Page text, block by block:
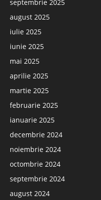
septembrie 2025
august 2025
iulie 2025
iunie 2025
mai 2025
aprilie 2025
martie 2025
februarie 2025
ianuarie 2025
decembrie 2024
noiembrie 2024
octombrie 2024
septembrie 2024
august 2024